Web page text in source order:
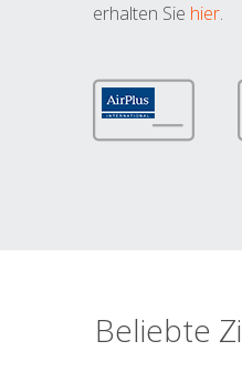
erhalten Sie hier.
Beliebte